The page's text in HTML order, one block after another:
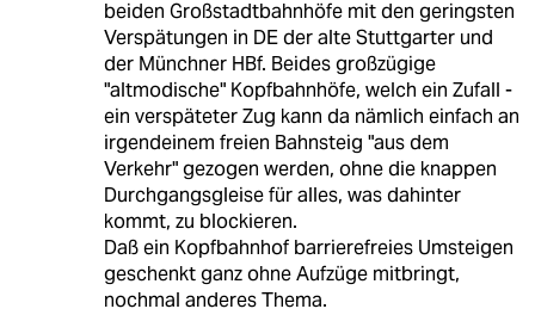
beiden Großstadtbahnhöfe mit den geringsten
Verspätungen in DE der alte Stuttgarter und
der Münchner HBf. Beides großzügige
"altmodische" Kopfbahnhöfe, welch ein Zufall -
ein verspäteter Zug kann da nämlich einfach an
irgendeinem freien Bahnsteig "aus dem
Verkehr" gezogen werden, ohne die knappen
Durchgangsgleise für alles, was dahinter
kommt, zu blockieren.
Daß ein Kopfbahnhof barrierefreies Umsteigen
geschenkt ganz ohne Aufzüge mitbringt,
nochmal anderes Thema.